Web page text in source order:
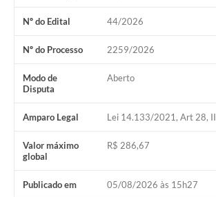
Nº do Edital 44/2026
Nº do Processo 2259/2026
Modo de
Disputa
Aberto
Amparo Legal Lei 14.133/2021, Art 28, II
Valor máximo
global
R$ 286,67
Publicado em 05/08/2026 às 15h27